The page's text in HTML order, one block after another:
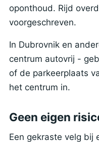
oponthoud. Rijd
voorgeschreven.
In Dubrovnik en
centrum autovrij -
of de parkeerplaats
het centrum in.
Geen eigen
Een gekraste velg bij